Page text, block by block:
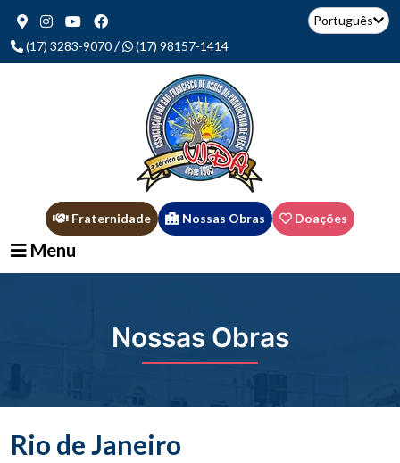
Português
(17) 3283-9070 / (17) 98157-1414
Fraternidade Nossas Obras Doações
Menu
Nossas Obras
Rio de Janeiro